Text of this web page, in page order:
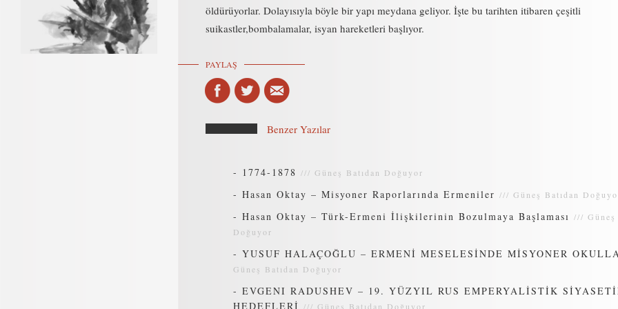
öldürüyorlar. Dolayısıyla böyle bir yapı meydana geliyor. İşte bu tarihten itibaren çeşitli
suikastler,bombalamalar, isyan hareketleri başlıyor.
PAYLAŞ
Benzer Yazılar
- 1774-1878 /// Güneş Batıdan Doğuyor
- Hasan Oktay – Misyoner Raporlarında Ermeniler /// Güneş Batıdan
- Hasan Oktay – Türk-Ermeni İlişkilerinin Bozulmaya Başlaması /// Güneş
Doğuyor
- YUSUF HALAÇOĞLU – ERMENİ MESELESİNDE MİSYONER
Güneş Batıdan Doğuyor
- EVGENI RADUSHEV – 19. YÜZYIL RUS EMPERYALİSTİK
HEDEFLERİ /// Güneş Batıdan Doğuyor